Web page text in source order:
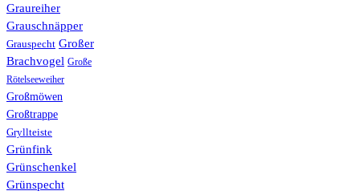
Graureiher
Grauschnäpper
Grauspecht Großer
Brachvogel Große
Rötelseeweiher
Großmöwen
Großtrappe
Gryllteiste
Grünfink
Grünschenkel
Grünspecht